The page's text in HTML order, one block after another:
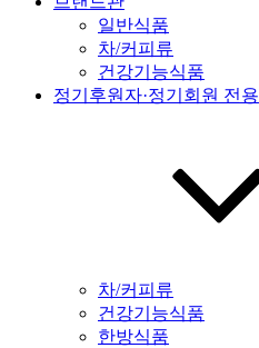
일반식품
차/커피류
건강기능식품
정기후원자·정기회원 전용
차/커피류
건강기능식품
한방식품